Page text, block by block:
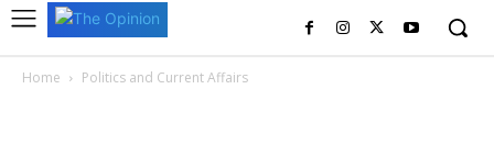
Home Politics and Current Affairs